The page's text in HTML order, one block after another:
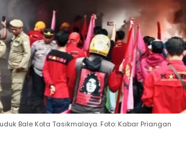
Bale Kota Tasikmalaya. Foto: Kabar Priangan